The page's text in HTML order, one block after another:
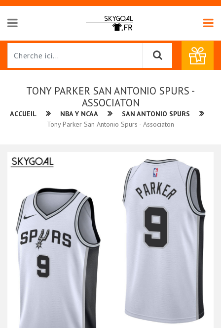
TONY PARKER SAN ANTONIO SPURS -
ASSOCIATON
ACCUEIL NBA Y NCAA
SAN ANTONIO SPURS
Tony Parker San Antonio Spurs - Associaton